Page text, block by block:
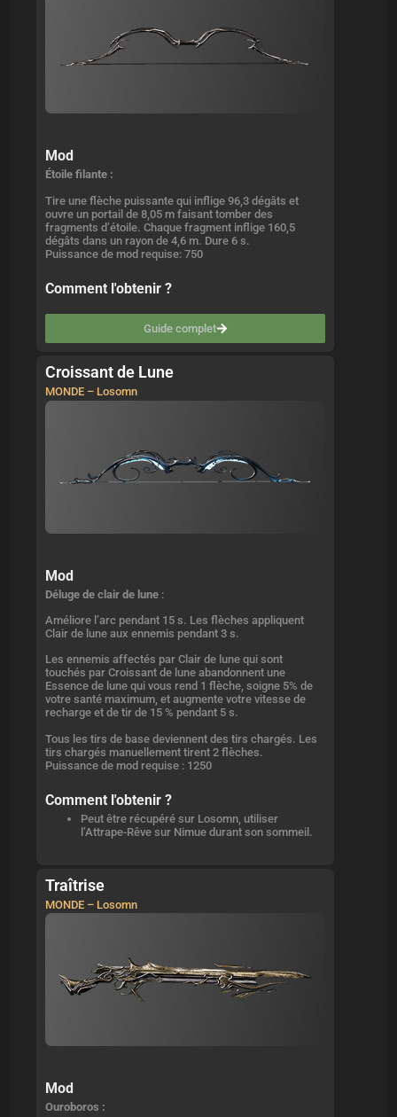
Mod
Étoile filante :
Tire une flèche puissante qui inflige 96,3 dégâts et
ouvre un portail de 8,05 m faisant tomber des
fragments d’étoile. Chaque fragment inflige 160,5
dégâts dans un rayon de 4,6 m. Dure 6 s.
Puissance de mod requise: 750
Comment l'obtenir ?
Guide complet
Croissant de Lune
MONDE – Losomn
Mod
Déluge de clair de lune :
Améliore l’arc pendant 15 s. Les flèches appliquent
Clair de lune aux ennemis pendant 3 s.
Les ennemis affectés par Clair de lune qui sont
touchés par Croissant de lune abandonnent une
Essence de lune qui vous rend 1 flèche, soigne 5% de
votre santé maximum, et augmente votre vitesse de
recharge et de tir de 15 % pendant 5 s.
Tous les tirs de base deviennent des tirs chargés. Les
tirs chargés manuellement tirent 2 flèches.
Puissance de mod requise : 1250
Comment l'obtenir ?
Peut être récupéré sur Losomn, utiliser
l’Attrape-Rêve sur Nimue durant son sommeil.
Traîtrise
MONDE – Losomn
Mod
Ouroboros :